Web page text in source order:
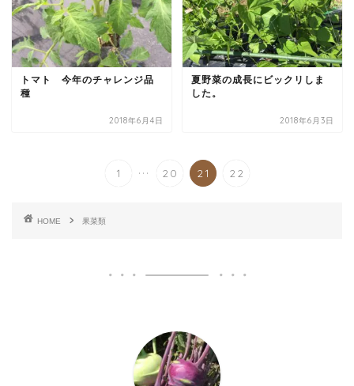
トマト 今年のチャレンジ品
種
2018年6月4日
夏野菜の成長にビックリしま
した。
2018年6月3日
1 ... 20 21 22
HOME 果菜類